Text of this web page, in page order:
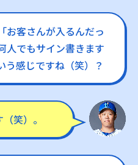
お客さんが入るんだっ
人でもサイン書きます
う感じですね（笑）？
笑）。